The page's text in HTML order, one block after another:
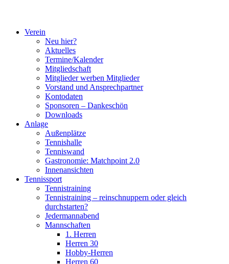
Verein
Neu hier?
Aktuelles
Termine/Kalender
Mitgliedschaft
Mitglieder werben Mitglieder
Vorstand und Ansprechpartner
Kontodaten
Sponsoren – Dankeschön
Downloads
Anlage
Außenplätze
Tennishalle
Tenniswand
Gastronomie: Matchpoint 2.0
Innenansichten
Tennissport
Tennistraining
Tennistraining – reinschnuppern oder gleich
durchstarten?
Jedermannabend
Mannschaften
1. Herren
Herren 30
Hobby-Herren
Herren 60